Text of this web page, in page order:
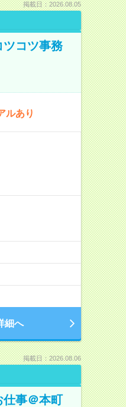
掲載日：2026.08.05
コツ事務
ルあり
細へ
掲載日：2026.08.06
事＠本町